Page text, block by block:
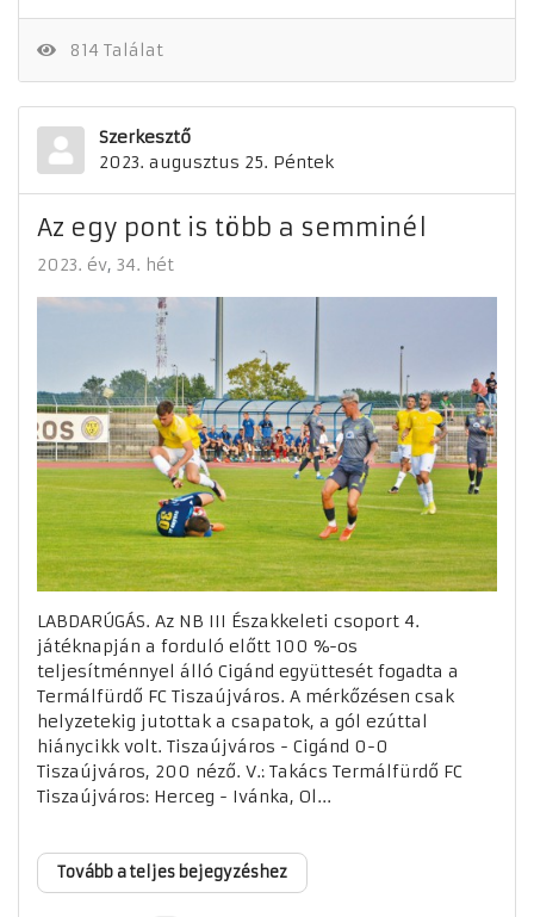
814 Találat
Szerkesztő
2023. augusztus 25. Péntek
Az egy pont is több a semminél
2023. év 34. hét
LABDARÚGÁS. Az NB III Északkeleti csoport 4.
játéknapján a forduló előtt 100 %-os
teljesítménnyel álló Cigánd együttesét fogadta a
Termálfürdő FC Tiszaújváros. A mérkőzésen csak
helyzetekig jutottak a csapatok, a gól ezúttal
hiánycikk volt. Tiszaújváros - Cigánd 0-0
Tiszaújváros, 200 néző. V.: Takács Termálfürdő FC
Tiszaújváros: Herceg - Ivánka, Ol...
Tovább a teljes bejegyzéshez